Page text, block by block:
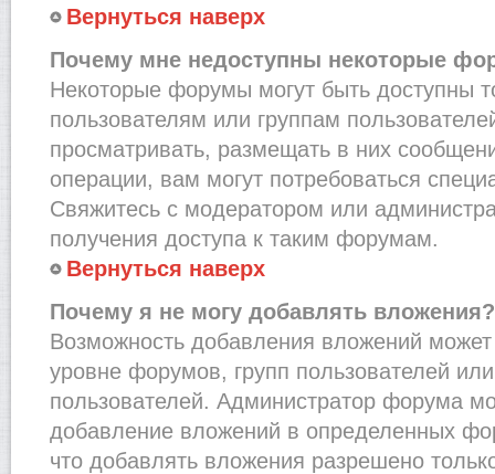
Вернуться наверх
Почему мне недоступны некоторые
Некоторые форумы могут быть доступны
пользователям или группам
просматривать, размещать в них
операции, вам могут потребоваться
Свяжитесь с модератором или
получения доступа к таким форумам.
Вернуться наверх
Почему я не могу добавлять вложения?
Возможность добавления вложений может
уровне форумов, групп пользователей
пользователей. Администратор форума
добавление вложений в определенных
что добавлять вложения разрешено